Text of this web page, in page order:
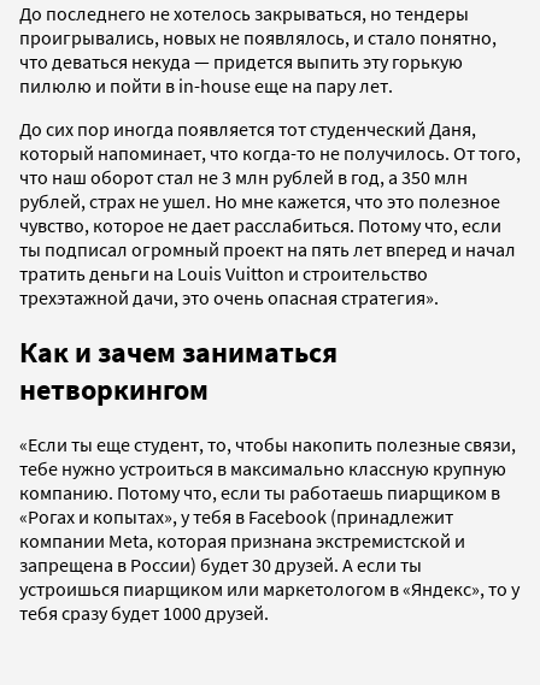
До последнего не хотелось закрываться, но тендеры
проигрывались, новых не появлялось, и стало понятно,
что деваться некуда — придется выпить эту горькую
пилюлю и пойти в in-house еще на пару лет.
До сих пор иногда появляется тот студенческий Даня,
который напоминает, что когда-то не получилось. От того,
что наш оборот стал не 3 млн рублей в год, а 350 млн
рублей, страх не ушел. Но мне кажется, что это полезное
чувство, которое не дает расслабиться. Потому что, если
ты подписал огромный проект на пять лет вперед и начал
тратить деньги на Louis Vuitton и строительство
трехэтажной дачи, это очень опасная стратегия».
Как и зачем заниматься
нетворкингом
«Если ты еще студент, то, чтобы накопить полезные связи,
тебе нужно устроиться в максимально классную крупную
компанию. Потому что, если ты работаешь пиарщиком в
«Рогах и копытах», у тебя в Facebook (принадлежит
компании Meta, которая признана экстремистской и
запрещена в России) будет 30 друзей. А если ты
устроишься пиарщиком или маркетологом в «Яндекс», то у
тебя сразу будет 1000 друзей.